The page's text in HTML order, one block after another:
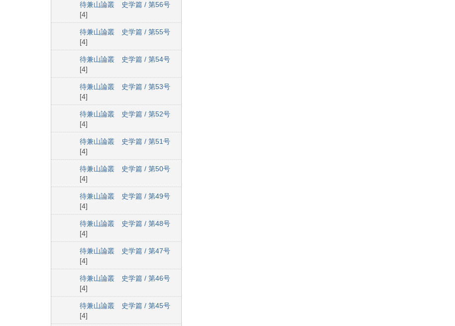
待兼山論叢 史学篇 / 第56号
[4]
待兼山論叢 史学篇 / 第55号
[4]
待兼山論叢 史学篇 / 第54号
[4]
待兼山論叢 史学篇 / 第53号
[4]
待兼山論叢 史学篇 / 第52号
[4]
待兼山論叢 史学篇 / 第51号
[4]
待兼山論叢 史学篇 / 第50号
[4]
待兼山論叢 史学篇 / 第49号
[4]
待兼山論叢 史学篇 / 第48号
[4]
待兼山論叢 史学篇 / 第47号
[4]
待兼山論叢 史学篇 / 第46号
[4]
待兼山論叢 史学篇 / 第45号
[4]